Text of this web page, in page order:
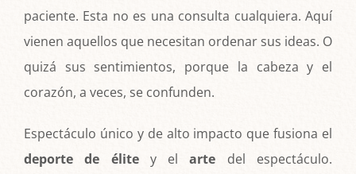
paciente. Esta no es una consulta cualquiera. Aquí
vienen aquellos que necesitan ordenar sus ideas. O
quizá sus sentimientos, porque la cabeza y el
corazón, a veces, se confunden.
Espectáculo único y de alto impacto que fusiona el
deporte de élitey elarte del espectáculo.